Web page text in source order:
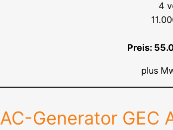
4
Preis:
plus
AC-Generator GEC